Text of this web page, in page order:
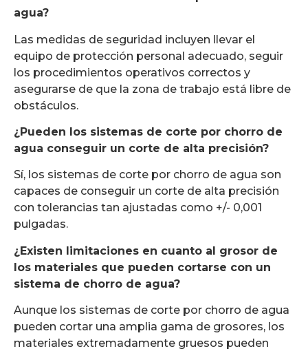
agua?
Las medidas de seguridad incluyen llevar el
equipo de protección personal adecuado, seguir
los procedimientos operativos correctos y
asegurarse de que la zona de trabajo está libre de
obstáculos.
¿Pueden los sistemas de corte por chorro de
agua conseguir un corte de alta precisión?
Sí, los sistemas de corte por chorro de agua son
capaces de conseguir un corte de alta precisión
con tolerancias tan ajustadas como +/- 0,001
pulgadas.
¿Existen limitaciones en cuanto al grosor de
los materiales que pueden cortarse con un
sistema de chorro de agua?
Aunque los sistemas de corte por chorro de agua
pueden cortar una amplia gama de grosores, los
materiales extremadamente gruesos pueden